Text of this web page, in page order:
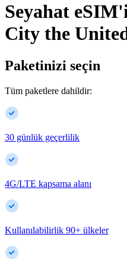
Seyahat
City the
Paketinizi seçin
Tüm paketlere dahildir:
30 günlük geçerlilik
4G/LTE kapsama alanı
Kullanılabilirlik 90+ ülkeler